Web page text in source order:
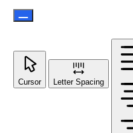
Cursor Letter Spacing